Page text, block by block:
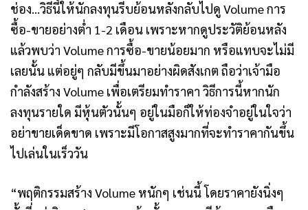
ช่อง…วิธีนี้ให้นักลงทุนรีบย้อนหลังกลับไปดู Volume การ
ซื้อ-ขายอย่างต่ำ 1-2 เดือน เพราะหากดูประวัติย้อนหลัง
แล้วพบว่า Volume การซื้อ-ขายน้อยมาก หรือแทบจะไม่มี
เลยนั้น แต่อยู่ๆ กลับมีขึ้นมาอย่างผิดสังเกต ถือว่าเจ้ามือ
กำลังสร้าง Volume เพื่อเตรียมทำราคา วิธีการนี้หากนัก
ลงทุนรายใด มีหุ้นตัวนั้นๆ อยู่ในมือก็ให้ท่องจำอยู่ในใจว่า
อย่าขายเด็ดขาด เพราะมีโอกาสสูงมากที่จะทำราคากันขึ้น
ไปเล่นในเร็ววัน
“พฤติกรรมสร้าง Volume หนักๆ เช่นนี้ โดยราคายังนิ่งๆ